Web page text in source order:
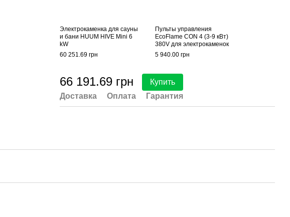
Электрокаменка для сауны
и бани HUUM HIVE Mini 6
kW
60 251.69 грн
Пульты управления
EcoFlame CON 4 (3-9 кВт)
380V для электрокаменок
5 940.00 грн
66 191.69 грн Купить
Доставка Оплата Гарантия